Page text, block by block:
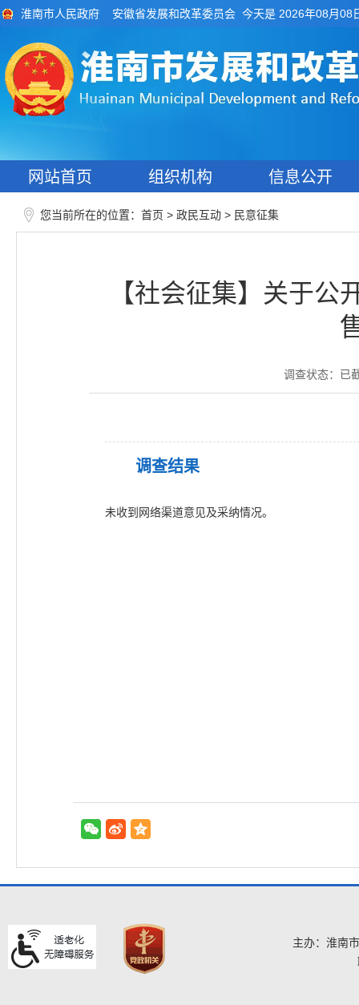
淮南市人民政府 安徽省发展和改革委员会 今天是 2026年08月08
网站首页 组织机构 信息公开
您当前所在的位置： 首页 > 政民互动 > 民意征集
【社会征集】关于
调查状态： 已
调查结果
未收到网络渠道意见及采纳情况。
主办：淮南